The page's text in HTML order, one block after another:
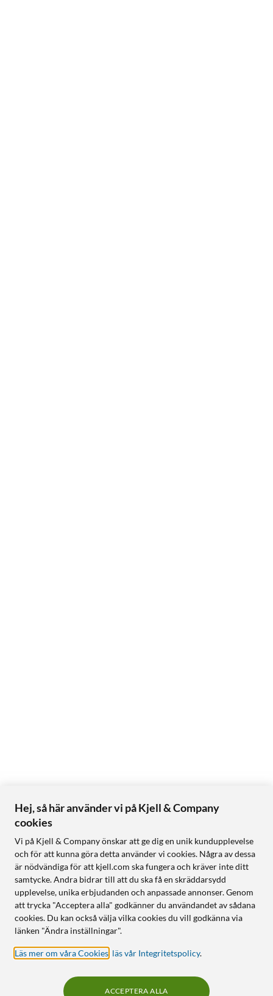
Hej, så här använder vi på Kjell & Company
cookies
Vi på Kjell & Company önskar att ge dig en unik kundupplevelse
och för att kunna göra detta använder vi cookies. Några av dessa
är nödvändiga för att kjell.com ska fungera och kräver inte ditt
samtycke. Andra bidrar till att du ska få en skräddarsydd
upplevelse, unika erbjudanden och anpassade annonser. Genom
att trycka "Acceptera alla" godkänner du användandet av sådana
cookies. Du kan också välja vilka cookies du vill godkänna via
länken "Ändra inställningar".
Läs mer om våra Cookies läs vår Integritetspolicy.
ACCEPTERA ALLA